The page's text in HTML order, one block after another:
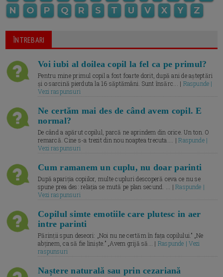
N
O P Q R S T U V X Y Z
ÎNTREBARI
Voi iubi al doilea copil la fel ca pe primul?
Pentru mine primul copil a fost foarte dorit, după ani de așteptări
și o sarcină pierduta la 16 săptămâni. Sunt însărc... | Raspunde |
Vezi raspunsuri
Ne certăm mai des de când avem copil. E
normal?
De când a apărut copilul, parcă ne aprindem din orice. Un ton. O
remarcă. Cine s-a trezit din nou noaptea trecuta.... |Raspunde |
Vezi raspunsuri
Cum ramanem un cuplu, nu doar parinti
După apariția copiilor, multe cupluri descoperă ceva ce nu se
spune prea des: relația se mută pe plan secund. ... |Raspunde |
Vezi raspunsuri
Copilul simte emotiile care plutesc in aer
intre parinti
Părinții spun deseori: „Noi nu ne certăm în fața copilului.” „Ne
abținem, ca să fie liniște.” „Avem grijă să... | Raspunde | Vezi
raspunsuri
Naștere naturală sau prin cezariană